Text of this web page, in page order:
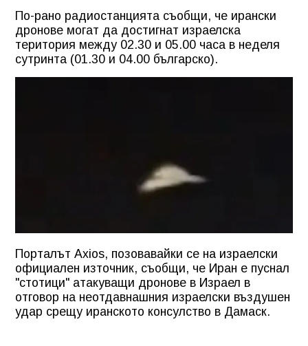
По-рано радиостанцията съобщи, че ирански
дронове могат да достигнат израелска
територия между 02.30 и 05.00 часа в неделя
сутринта (01.30 и 04.00 българско).
Порталът Axios, позовавайки се на израелски
официален източник, съобщи, че Иран е пуснал
"стотици" атакуващи дронове в Израел в
отговор на неотдавнашния израелски въздушен
удар срещу иранското консулство в Дамаск.